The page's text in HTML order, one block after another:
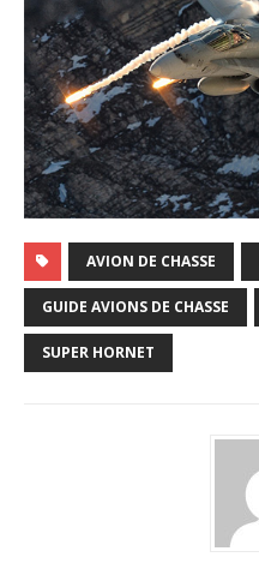
AVION DE CHASSE
GUIDE AVIONS DE CHASSE
SUPER HORNET